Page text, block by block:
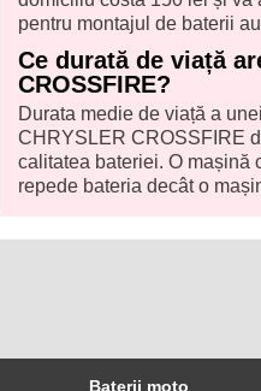
pentru montajul de baterii
Ce durată de viață
CROSSFIRE?
Durata medie de viață a
CHRYSLER CROSSFIRE
calitatea bateriei. O mașină
repede bateria decât o
Baterii moto